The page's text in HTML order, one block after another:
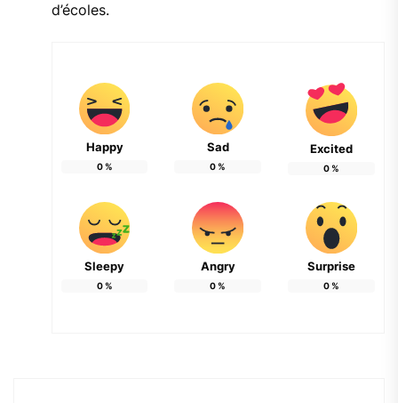
d’écoles.
Happy
0%
Sad
0%
Excited
0%
Sleepy
0%
Angry
0%
Surprise
0%